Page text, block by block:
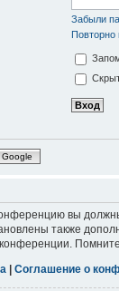
Забыли
Повторно
Google
вы
также
Соглашение о